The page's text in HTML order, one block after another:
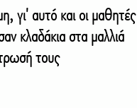
γι' αυτό και οι μαθητές
κλαδάκια στα μαλλιά
τους